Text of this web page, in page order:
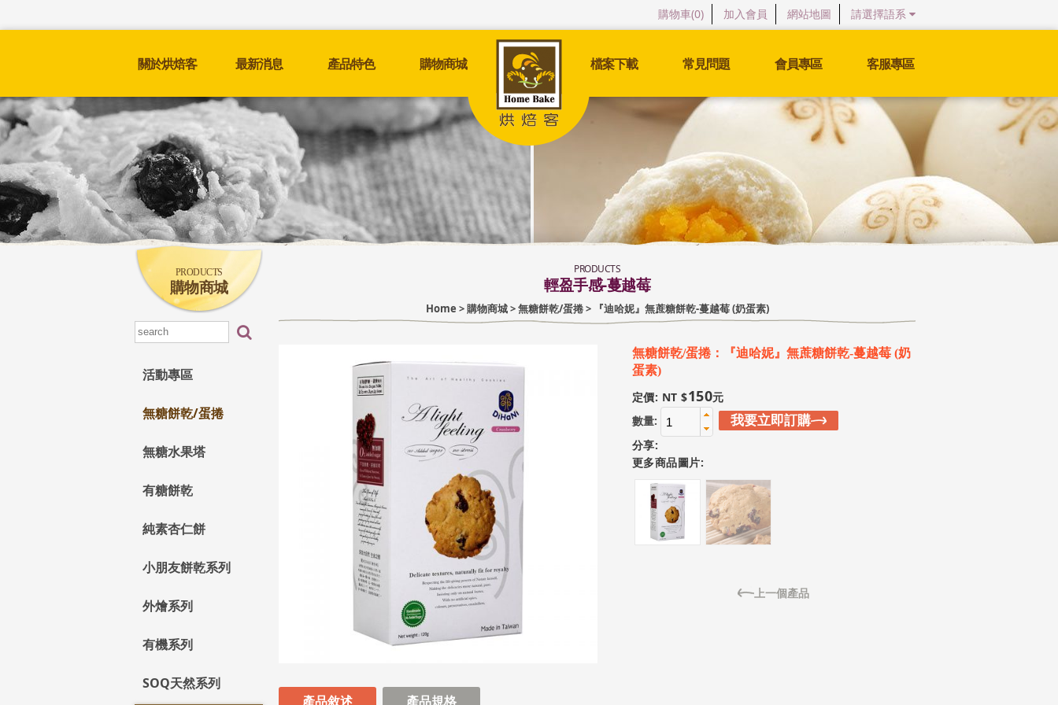
購物車(0) 加入會員 網站地圖 請選擇語系
關於烘焙客 最新消息 產品特色 購物商城 檔案下載 常見問題 會員專區 客服專區
PRODUCTS
購物商城
活動專區
無糖餅乾/蛋捲
無糖水果塔
有糖餅乾
純素杏仁餅
小朋友餅乾系列
外燴系列
有機系列
SOQ天然系列
PRODUCTS
輕盈手感-蔓越莓
Home >購物商城>無糖餅乾/蛋捲> 『迪哈妮』無蔗糖餅乾-蔓越莓 (奶蛋素)
無糖餅乾/蛋捲：『迪哈妮』無蔗糖餅乾-蔓越莓 (奶
蛋素)
定價: NT $150元
數量:
我要立即訂購
分享:
更多商品圖片:
上一個產品
產品敘述 產品規格